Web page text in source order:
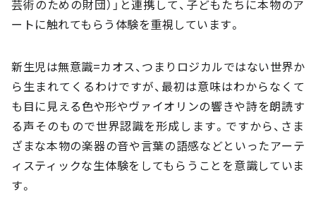
芸術のための財団）」と連携して、子どもたちに本物のア
ートに触れてもらう体験を重視しています。
新生児は無意識=カオス、つまりロジカルではない世界か
ら生まれてくるわけですが、最初は意味はわからなくて
も目に見える色や形やヴァイオリンの響きや詩を朗読す
る声そのもので世界認識を形成します。ですから、さま
ざまな本物の楽器の音や言葉の語感などといったアーテ
ィスティックな生体験をしてもらうことを意識していま
す。